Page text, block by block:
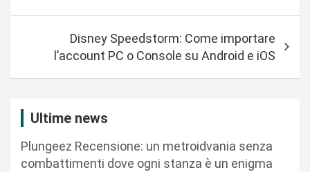
Disney Speedstorm: Come importare
l’account PC o Console su Android e iOS
Ultime news
Plungeez Recensione: un metroidvania senza
combattimenti dove ogni stanza è un enigma